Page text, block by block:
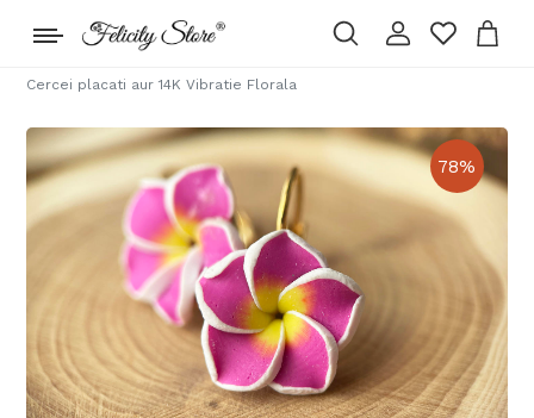
Cercei placati aur 14K Vibratie Florala
78%